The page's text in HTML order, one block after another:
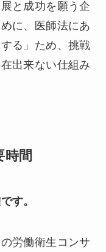
と成功を願う企
に、医師法にあ
る」ため、挑戦
出来ない仕組み
時間
す。
労働衛生コンサ